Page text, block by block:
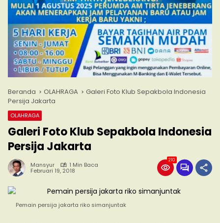
Beranda OLAHRAGA
Galeri Foto Klub Sepakbola Indonesia
Persija Jakarta
OLAHRAGA
Galeri Foto Klub Sepakbola Indonesia
Persija Jakarta
Mansyur 1 Min Baca
Februari 19, 2018
210
Pemain persija jakarta riko simanjuntak